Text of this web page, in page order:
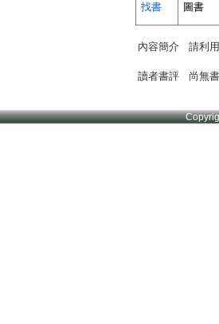
找書 圖書
內容簡介 請利
讀者書評 尚無